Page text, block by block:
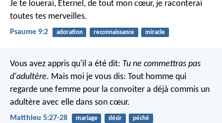
Je te louerai, Eternel, de tout mon cœur, je raconterai
toutes tes merveilles.
Psaume 9:2 adoration reconnaissance miracle
Vous avez appris qu'il a été dit: Tu ne commettras pas
d'adultère. Mais moi je vous dis: Tout homme qui
regarde une femme pour la convoiter a déjà commis un
adultère avec elle dans son cœur.
Matthieu 5:27-28 mariage désir péché